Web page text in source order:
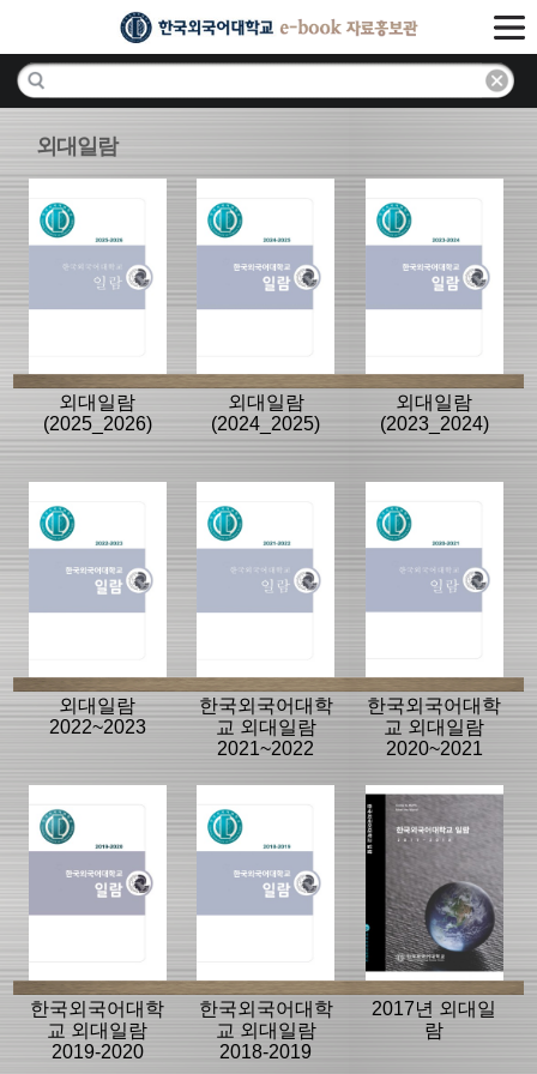
외대일람
외대일람
(2025_2026)
외대일람
(2024_2025)
외대일람
(2023_2024)
외대일람
2022~2023
한국외국어대학
교 외대일람
2021~2022
한국외국어대학
교 외대일람
2020~2021
한국외국어대학
교 외대일람
2019-2020
한국외국어대학
교 외대일람
2018-2019
2017년 외대일
람